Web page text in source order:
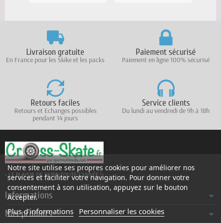
Livraison gratuite
En France pour les Skike et les packs
Paiement sécurisé
Paiement en ligne 100% sécurisé
Retours faciles
Retours et Echanges possibles
pendant 14 jours
Service clients
Du lundi au vendredi de 9h à 18h
• LE PLAISIR DE SKIER TOUTE L'ANNÉE !
Informations
Nos produits
Notre site utilise ses propres cookies pour améliorer nos
services et faciliter votre navigation. Pour donner votre
consentement à son utilisation, appuyez sur le bouton
Accepter.
Plus d'informations Personnaliser les cookies